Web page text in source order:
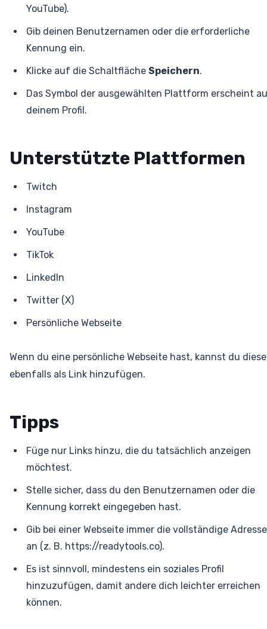
YouTube).
Gib deinen Benutzernamen oder die erforderliche
Kennung ein.
Klicke auf die Schaltfläche Speichern.
Das Symbol der ausgewählten Plattform erscheint
deinem Profil.
Unterstützte Plattformen
Twitch
Instagram
YouTube
TikTok
LinkedIn
Twitter (X)
Persönliche Webseite
Wenn du eine persönliche Webseite hast, kannst du diese
ebenfalls als Link hinzufügen.
Tipps
Füge nur Links hinzu, die du tatsächlich anzeigen
möchtest.
Stelle sicher, dass du den Benutzernamen oder die
Kennung korrekt eingegeben hast.
Gib bei einer Webseite immer die vollständige Adresse
an (z. B. https://readytools.co).
Es ist sinnvoll, mindestens ein soziales Profil
hinzuzufügen, damit andere dich leichter erreichen
können.